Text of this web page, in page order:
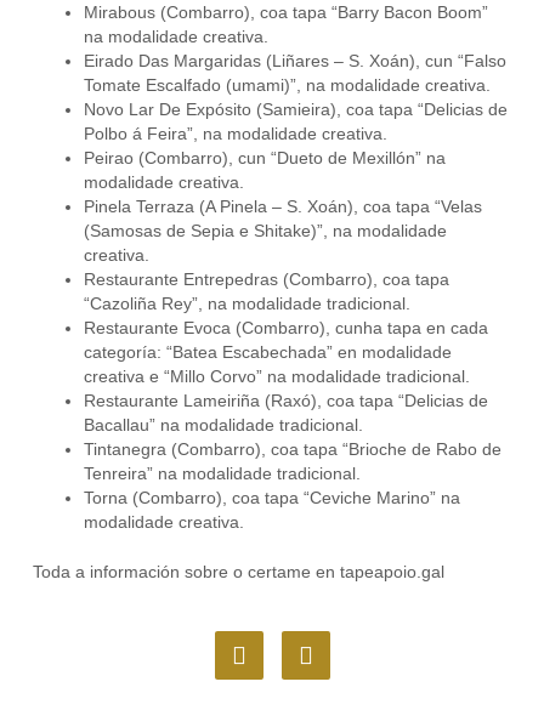
Mirabous (Combarro), coa tapa “Barry Bacon Boom”
na modalidade creativa.
Eirado Das Margaridas (Liñares – S. Xoán), cun “Falso
Tomate Escalfado (umami)”, na modalidade creativa.
Novo Lar De Expósito (Samieira), coa tapa “Delicias de
Polbo á Feira”, na modalidade creativa.
Peirao (Combarro), cun “Dueto de Mexillón” na
modalidade creativa.
Pinela Terraza (A Pinela – S. Xoán), coa tapa “Velas
(Samosas de Sepia e Shitake)”, na modalidade
creativa.
Restaurante Entrepedras (Combarro), coa tapa
“Cazoliña Rey”, na modalidade tradicional.
Restaurante Evoca (Combarro), cunha tapa en cada
categoría: “Batea Escabechada” en modalidade
creativa e “Millo Corvo” na modalidade tradicional.
Restaurante Lameiriña (Raxó), coa tapa “Delicias de
Bacallau” na modalidade tradicional.
Tintanegra (Combarro), coa tapa “Brioche de Rabo de
Tenreira” na modalidade tradicional.
Torna (Combarro), coa tapa “Ceviche Marino” na
modalidade creativa.
Toda a información sobre o certame en tapeapoio.gal
F
a
I
n